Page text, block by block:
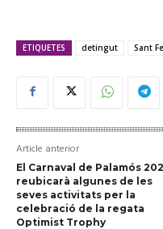
ETIQUETES detingut Sant
Article anterior
El Carnaval de Palamós
reubicarà algunes de les
seves activitats per la
celebració de la regata
Optimist Trophy